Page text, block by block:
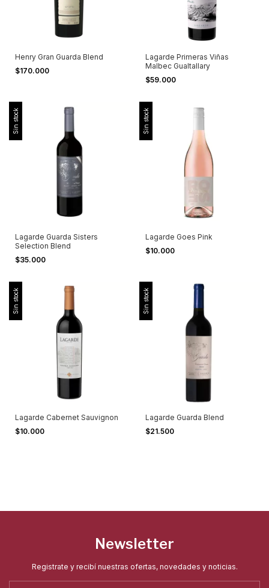
Henry Gran Guarda Blend
$170.000
Lagarde Primeras Viñas
Malbec Gualtallary
$59.000
Sin stock
Lagarde Guarda Sisters
Selection Blend
$35.000
Sin stock
Lagarde Goes Pink
$10.000
Sin stock
Lagarde Cabernet Sauvignon
$10.000
Sin stock
Lagarde Guarda Blend
$21.500
Newsletter
Registrate y recibí nuestras ofertas, novedades y noticias.